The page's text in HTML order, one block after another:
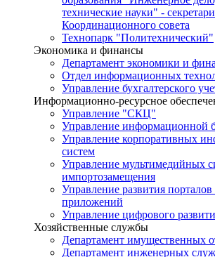
технические науки" -
Координационного совета
Технопарк "Политехнический"
Экономика и финансы
Департамент экономики и
Отдел информационных
Управление бухгалтерского
Информационно-ресурсное
Управление "СКЦ"
Управление информационной
Управление корпоративных
систем
Управление мультимедийных
импортозамещения
Управление развития
приложений
Управление цифрового
Хозяйственные службы
Департамент имущественных
Департамент инженерных